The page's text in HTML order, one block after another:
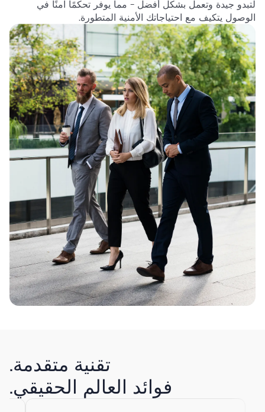
لتبدو جيدة وتعمل بشكل أفضل - مما يوفر تحكمًا آمنًا في
الوصول يتكيف مع احتياجاتك الأمنية المتطورة.
تقنية متقدمة.
فوائد العالم الحقيقي.